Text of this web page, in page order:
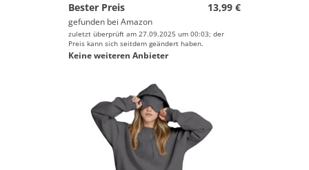
Bester Preis 13,99 €
gefunden bei Amazon
zuletzt überprüft am 27.09.2025 um 00:03; der
Preis kann sich seitdem geändert haben.
Keine weiteren Anbieter